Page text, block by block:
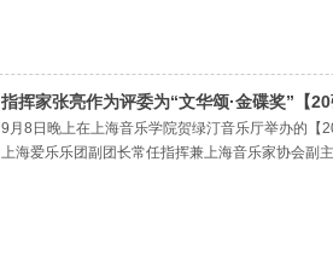
指挥家张亮作为评委为“文华颂·金碟奖”【
9月8日晚上在上海音乐学院贺绿汀音乐厅举办的【
上海爱乐乐团副团长常任指挥兼上海音乐家协会副